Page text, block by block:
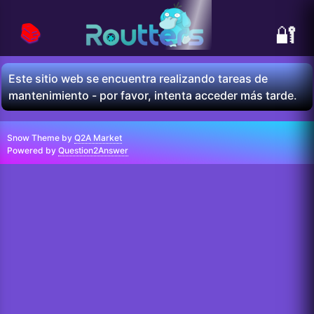
🔐
📚
Este sitio web se encuentra realizando tareas de
mantenimiento - por favor, intenta acceder más tarde.
Snow Theme by Q2A Market
Powered by Question2Answer